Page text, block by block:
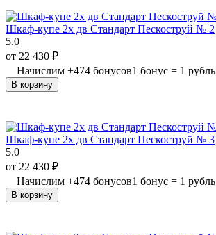
Шкаф-купе 2х дв Стандарт Пескоструй № 2
5.0
от 22 430 ₽
Начислим +474 бонусов1 бонус = 1 рубль
В корзину
Шкаф-купе 2х дв Стандарт Пескоструй № 3
5.0
от 22 430 ₽
Начислим +474 бонусов1 бонус = 1 рубль
В корзину